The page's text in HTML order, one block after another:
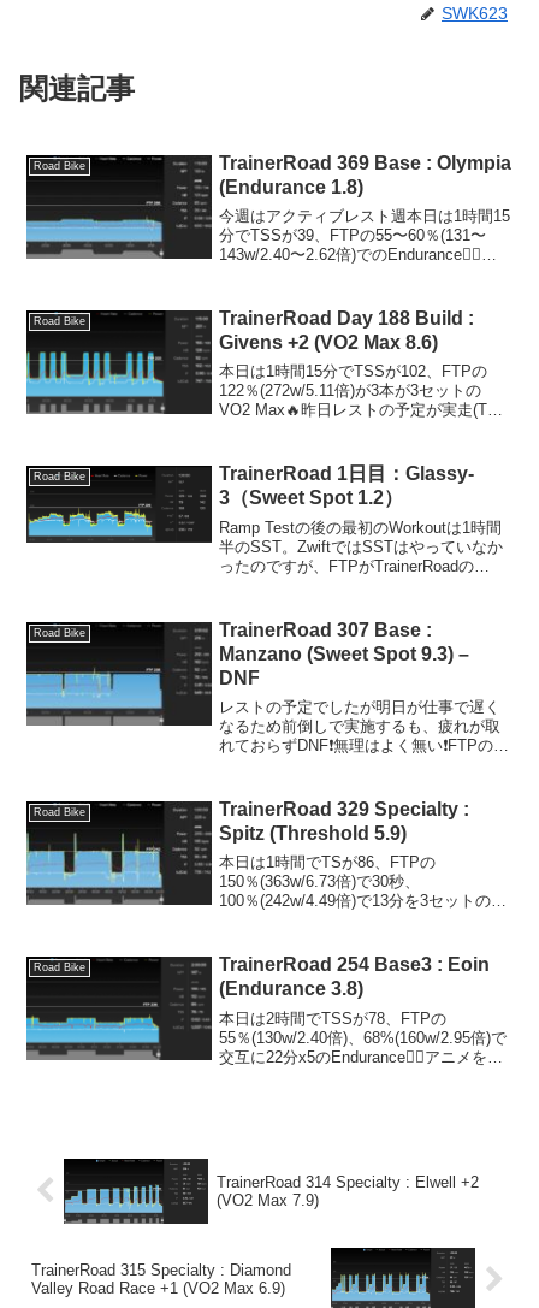
SWK623
関連記事
Road Bike
TrainerRoad 369 Base : Olympia
(Endurance 1.8)
今週はアクティブレスト週本日は1時間15
分でTSSが39、FTPの55〜60％(131〜
143w/2.40〜2.62倍)でのEndurance🚴‍♂️午
てました😊体組成...
Road Bike
TrainerRoad Day 188 Build :
Givens +2 (VO2 Max 8.6)
本日は1時間15分でTSSが102、FTPの
122％(272w/5.11倍)が3本が3セットの
VO2 Max🔥昨日レストの予定が実走(TSS
は-6％でなんとか...
Road Bike
TrainerRoad 1日目：Glassy-
3（Sweet Spot 1.2）
Ramp Testの後の最初のWorkoutは1時間
半のSST。ZwiftではSSTはやっていなか
ったのですが、FTPがTrainerRoadの
がそれぞれ...
Road Bike
TrainerRoad 307 Base :
Manzano (Sweet Spot 9.3) –
DNF
レストの予定でしたが明日が仕事で遅く
なるため前倒しで実施するも、疲れが取
れておらずDNF❗️無理はよく無い❗️FTPの
沈。SSTなんでいけるだろ...
Road Bike
TrainerRoad 329 Specialty :
Spitz (Threshold 5.9)
本日は1時間でTSが86、FTPの
150％(363w/6.73倍)で30秒、
100％(242w/4.49倍)で13分を3セットの
ット目の1/3...
Road Bike
TrainerRoad 254 Base3 : Eoin
(Endurance 3.8)
本日は2時間でTSSが78、FTPの
55％(130w/2.40倍)、68%(160w/2.95倍)で
交互に22分x5のEndurance🚴‍♂️アニメを見
TrainerRoad 314 Specialty : Elwell +2
(VO2 Max 7.9)
TrainerRoad 315 Specialty : Diamond
Valley Road Race +1 (VO2 Max 6.9)